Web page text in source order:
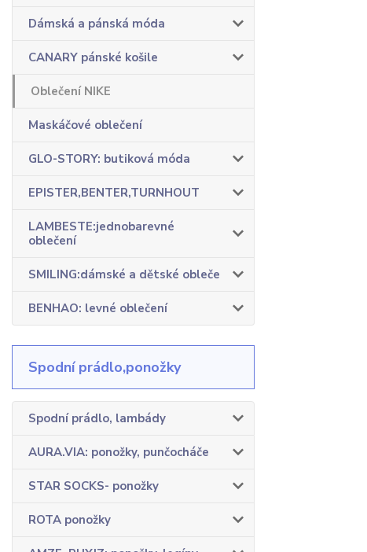
Dámská a pánská móda
CANARY pánské košile
Oblečení NIKE
Maskáčové oblečení
GLO-STORY: butiková móda
EPISTER,BENTER,TURNHOUT
LAMBESTE:jednobarevné
oblečení
SMILING:dámské a dětské obleče
BENHAO: levné oblečení
Spodní prádlo,ponožky
Spodní prádlo, lambády
AURA.VIA: ponožky, punčocháče
STAR SOCKS- ponožky
ROTA ponožky